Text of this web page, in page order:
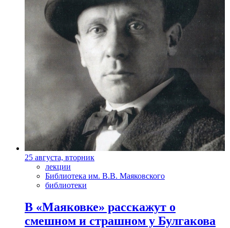
25 августа, вторник
лекции
Библиотека им. В.В. Маяковского
библиотеки
В «Маяковке» расскажут о
смешном и страшном у Булгакова